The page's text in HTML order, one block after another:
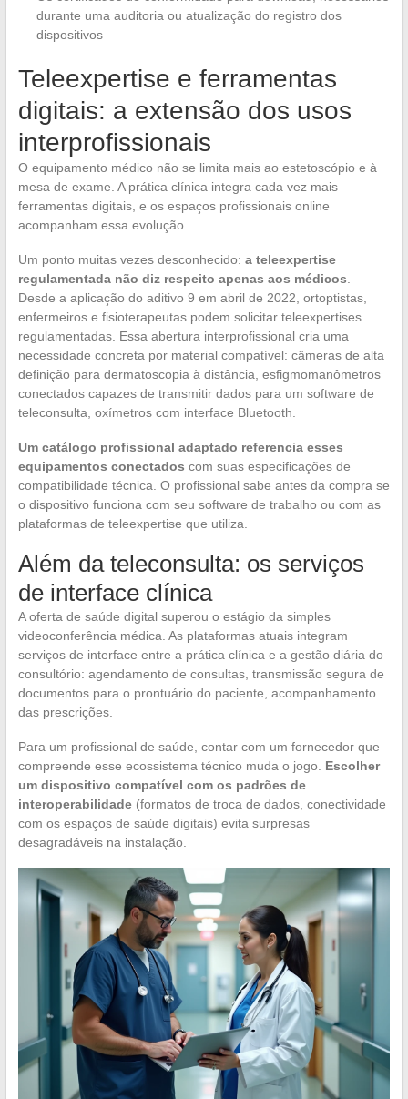
durante uma auditoria ou atualização do registro dos
dispositivos
Teleexpertise e ferramentas
digitais: a extensão dos usos
interprofissionais
O equipamento médico não se limita mais ao estetoscópio e à
mesa de exame. A prática clínica integra cada vez mais
ferramentas digitais, e os espaços profissionais online
acompanham essa evolução.
Um ponto muitas vezes desconhecido: a teleexpertise
regulamentada não diz respeito apenas aos médicos
Desde a aplicação do aditivo 9 em abril de 2022, ortoptistas,
enfermeiros e fisioterapeutas podem solicitar teleexpertises
regulamentadas. Essa abertura interprofissional cria uma
necessidade concreta por material compatível: câmeras de alta
definição para dermatoscopia à distância, esfigmomanômetros
conectados capazes de transmitir dados para um software de
teleconsulta, oxímetros com interface Bluetooth.
Um catálogo profissional adaptado referencia esses
equipamentos conectados com suas especificações de
compatibilidade técnica. O profissional sabe antes da compra se
o dispositivo funciona com seu software de trabalho ou com as
plataformas de teleexpertise que utiliza.
Além da teleconsulta: os serviços
de interface clínica
A oferta de saúde digital superou o estágio da simples
videoconferência médica. As plataformas atuais integram
serviços de interface entre a prática clínica e a gestão diária do
consultório: agendamento de consultas, transmissão segura de
documentos para o prontuário do paciente, acompanhamento
das prescrições.
Para um profissional de saúde, contar com um fornecedor que
compreende esse ecossistema técnico muda o jogo. Escolher
um dispositivo compatível com os padrões de
interoperabilidade(formatos de troca de dados, conectividade
com os espaços de saúde digitais) evita surpresas
desagradáveis na instalação.